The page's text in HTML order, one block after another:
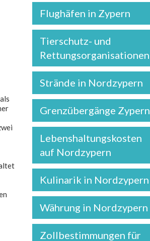
Flughäfen in Zypern
Tierschutz- und
Rettungsorganisationen
Strände in Nordzypern
Grenzübergänge Zypern
Lebenshaltungskosten
auf Nordzypern
Kulinarik in Nordzypern
Währung in Nordzypern
Zollbestimmungen für